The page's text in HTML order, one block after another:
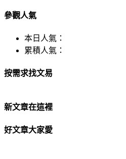
參觀人氣
本日人氣：
累積人氣：
按需求找文易
新文章在這裡
好文章大家愛